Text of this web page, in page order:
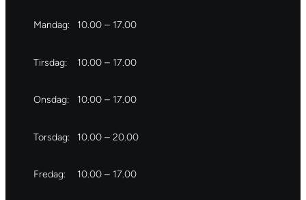
Mandag: 10.00 – 17.00
Tirsdag: 10.00 – 17.00
Onsdag: 10.00 – 17.00
Torsdag: 10.00 – 20.00
Fredag: 10.00 – 17.00